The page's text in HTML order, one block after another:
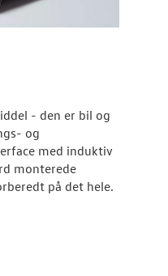
- den er bil og
og
med induktiv
monterede
på det hele.